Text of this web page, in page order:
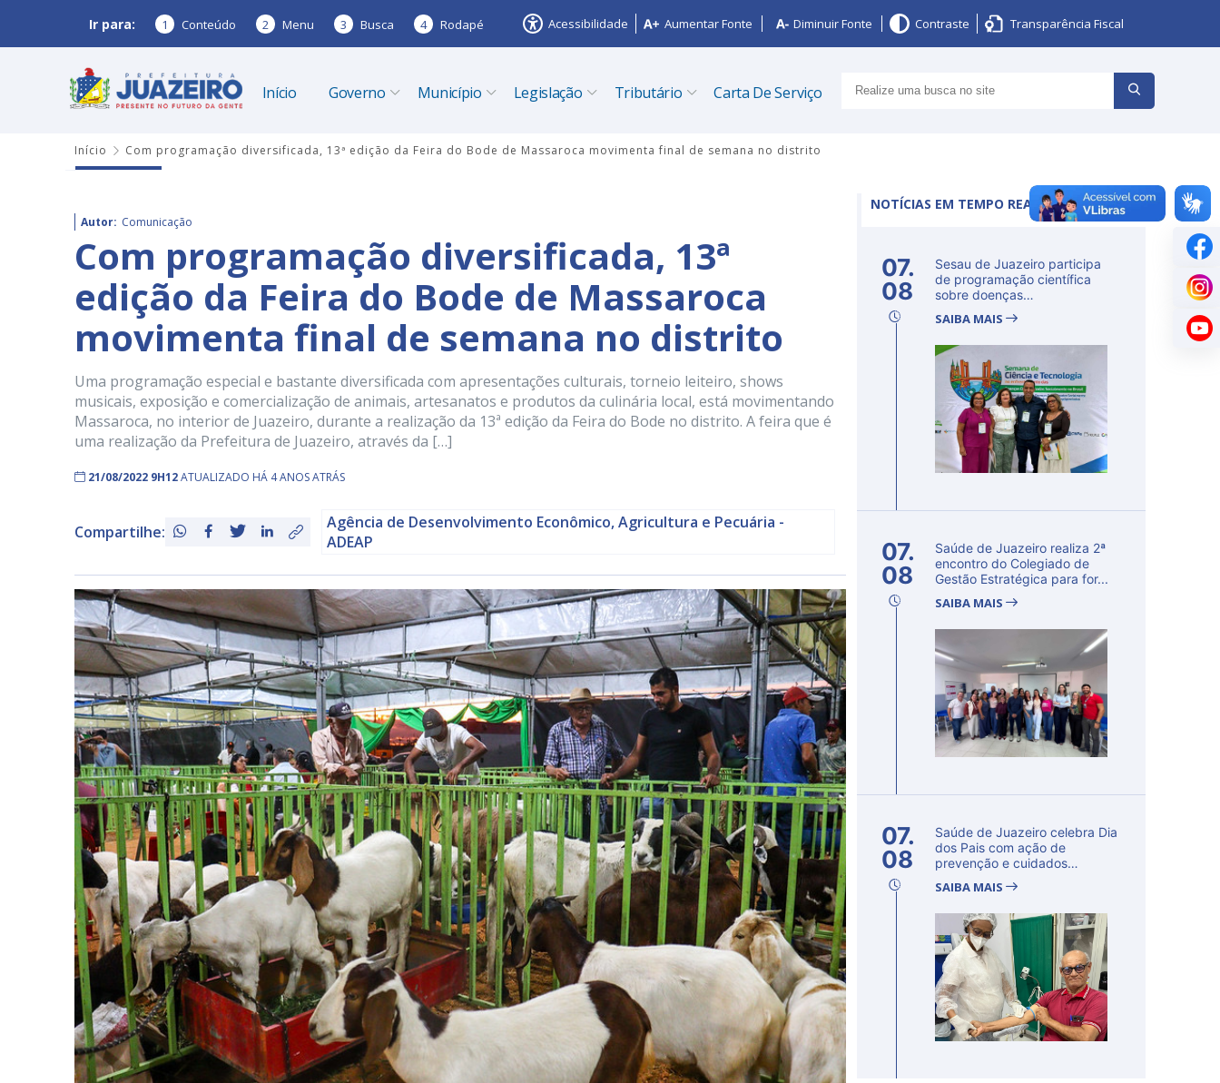
Ir para: 1 Conteúdo 2 Menu 3 Busca 4 Rodapé Acessibilidade Aumentar Fonte Diminuir Fonte Contraste Transparência Fiscal
Início Governo Município Legislação Tributário Carta De Serviço
Início Com programação diversificada, 13ª edição da Feira do Bode de Massaroca movimenta final de semana no distrito
Autor: Comunicação
Com programação diversificada, 13ª
edição da Feira do Bode de Massaroca
movimenta final de semana no distrito
Uma programação especial e bastante diversificada com apresentações culturais, torneio leiteiro, shows
musicais, exposição e comercialização de animais, artesanatos e produtos da culinária local, está movimentando
Massaroca, no interior de Juazeiro, durante a realização da 13ª edição da Feira do Bode no distrito. A feira que é
uma realização da Prefeitura de Juazeiro, através da […]
21/08/2022 9H12ATUALIZADO HÁ 4 ANOS ATRÁS
Compartilhe:
Agência de Desenvolvimento Econômico, Agricultura e Pecuária -
ADEAP
NOTÍCIAS EM TEMPO REAL
07.
08
Sesau de Juazeiro participa
de programação científica
sobre doenças
SAIBA MAIS
07.
08
Saúde de Juazeiro realiza 2ª
encontro do Colegiado de
Gestão Estratégica para for...
SAIBA MAIS
07.
08
Saúde de Juazeiro celebra Dia
dos Pais com ação de
prevenção e cuidados
SAIBA MAIS